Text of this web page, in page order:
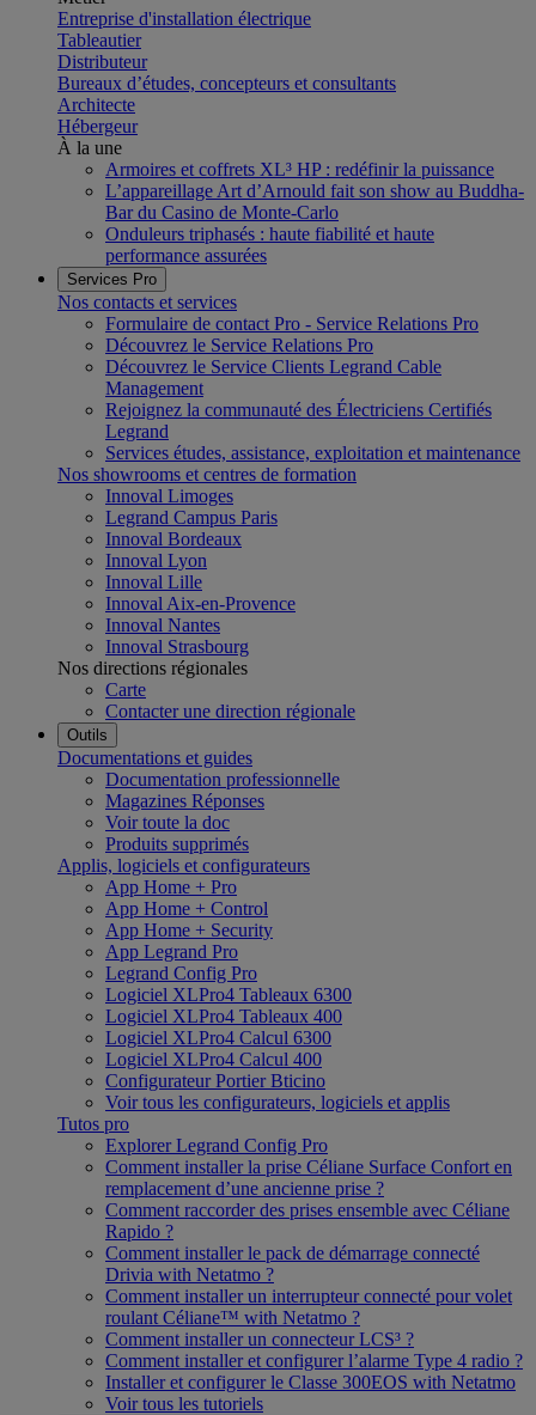
Entreprise d'installation électrique
Tableautier
Distributeur
Bureaux d’études, concepteurs et consultants
Architecte
Hébergeur
À la une
Armoires et coffrets XL³ HP : redéfinir la puissance
L’appareillage Art d’Arnould fait son show au Buddha-
Bar du Casino de Monte-Carlo
Onduleurs triphasés : haute fiabilité et haute
performance assurées
Services Pro
Nos contacts et services
Formulaire de contact Pro - Service Relations Pro
Découvrez le Service Relations Pro
Découvrez le Service Clients Legrand Cable
Management
Rejoignez la communauté des Électriciens Certifiés
Legrand
Services études, assistance, exploitation et maintenance
Nos showrooms et centres de formation
Innoval Limoges
Legrand Campus Paris
Innoval Bordeaux
Innoval Lyon
Innoval Lille
Innoval Aix-en-Provence
Innoval Nantes
Innoval Strasbourg
Nos directions régionales
Carte
Contacter une direction régionale
Outils
Documentations et guides
Documentation professionnelle
Magazines Réponses
Voir toute la doc
Produits supprimés
Applis, logiciels et configurateurs
App Home + Pro
App Home + Control
App Home + Security
App Legrand Pro
Legrand Config Pro
Logiciel XLPro4 Tableaux 6300
Logiciel XLPro4 Tableaux 400
Logiciel XLPro4 Calcul 6300
Logiciel XLPro4 Calcul 400
Configurateur Portier Bticino
Voir tous les configurateurs, logiciels et applis
Tutos pro
Explorer Legrand Config Pro
Comment installer la prise Céliane Surface Confort en
remplacement d’une ancienne prise ?
Comment raccorder des prises ensemble avec Céliane
Rapido ?
Comment installer le pack de démarrage connecté
Drivia with Netatmo ?
Comment installer un interrupteur connecté pour volet
roulant Céliane™ with Netatmo ?
Comment installer un connecteur LCS³ ?
Comment installer et configurer l’alarme Type 4 radio ?
Installer et configurer le Classe 300EOS with Netatmo
Voir tous les tutoriels